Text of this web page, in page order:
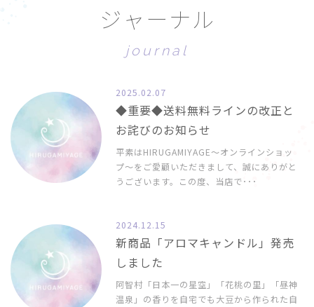
ジ ャ ーナル
jo urna l
2025.02.07
◆重要◆送料無料ラインの改正と
お詫びのお知らせ
平素はHIRUGAMIYAGE〜オンラインショッ
プ〜をご愛顧いただきまして、誠にありがと
うございます。この度、当店で･･･
2024.12.15
新商品「アロマキャンドル」発売
しました
阿智村「日本一の星空」「花桃の里」「昼神
温泉」の香りを自宅でも大豆から作られた自